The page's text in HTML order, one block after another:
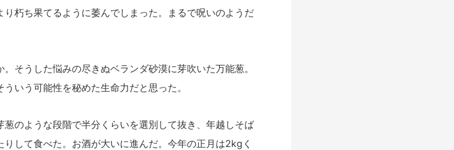
朽ち果てるように萎んでしまった。まるで呪いのようだ
そうした悩みの尽きぬベランダ砂漠に芽吹いた万能葱。
いう可能性を秘めた生命力だと思った。
のような段階で半分くらいを選別して抜き、年越しそば
して食べた。お酒が大いに進んだ。今年の正月は2kgく